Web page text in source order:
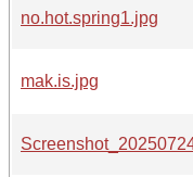
no.hot.spring1.jpg
mak.is.jpg